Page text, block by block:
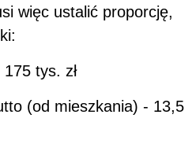
więc ustalić proporcję,
tys. zł
(od mieszkania) - 13,5